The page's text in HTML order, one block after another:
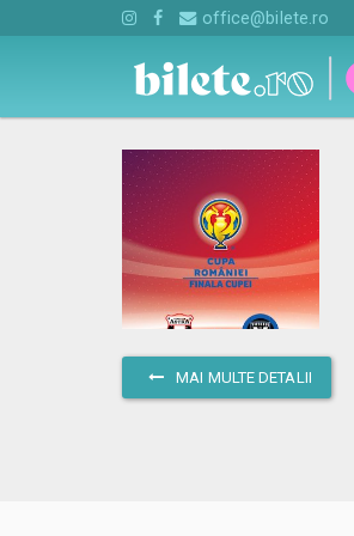
office@bilete.ro
MAI MULTE DETALII